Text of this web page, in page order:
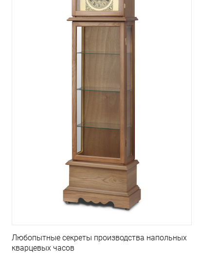
Любопытные секреты производства напольных
кварцевых часов